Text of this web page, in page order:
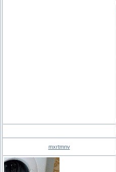
mxrtmnv